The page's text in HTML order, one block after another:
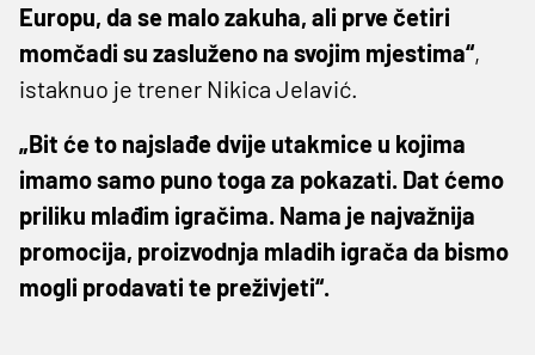
Europu, da se malo zakuha, ali prve četiri
momčadi su zasluženo na svojim mjestima“,
istaknuo je trener Nikica Jelavić.
„Bit će to najslađe dvije utakmice u kojima
imamo samo puno toga za pokazati. Dat ćemo
priliku mlađim igračima. Nama je najvažnija
promocija, proizvodnja mladih igrača da bismo
mogli prodavati te preživjeti“.